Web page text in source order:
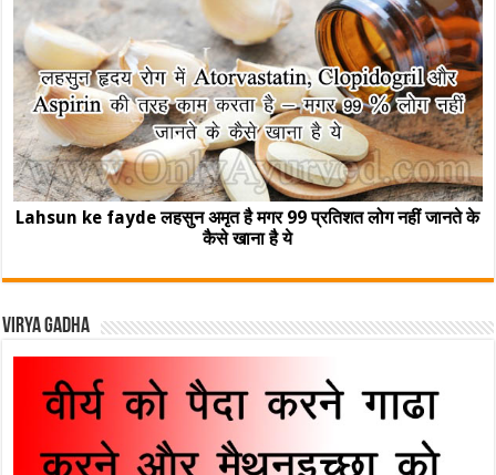
Lahsun ke fayde लहसुन अमृत है मगर 99 प्रतिशत लोग नहीं जानते के
कैसे खाना है ये
Virya Gadha